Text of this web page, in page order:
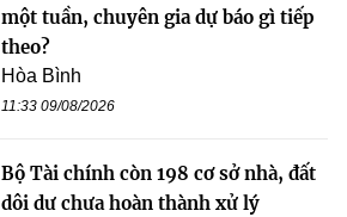
một tuần, chuyên gia dự báo gì tiếp
theo?
Hòa Bình
11:33 09/08/2026
Bộ Tài chính còn 198 cơ sở nhà, đất
dôi dư chưa hoàn thành xử lý